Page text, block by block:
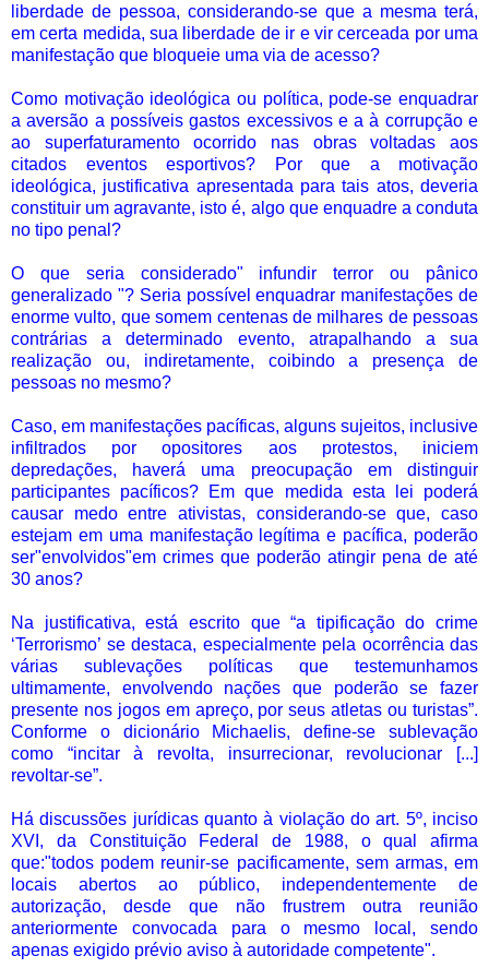
liberdade de pessoa, considerando-se que a mesma terá,
em certa medida, sua liberdade de ir e vir cerceada por uma
manifestação que bloqueie uma via de acesso?
Como motivação ideológica ou política, pode-se enquadrar
a aversão a possíveis gastos excessivos e a à corrupção e
ao superfaturamento ocorrido nas obras voltadas aos
citados eventos esportivos? Por que a motivação
ideológica, justificativa apresentada para tais atos, deveria
constituir um agravante, isto é, algo que enquadre a conduta
no tipo penal?
O que seria considerado" infundir terror ou pânico
generalizado "? Seria possível enquadrar manifestações de
enorme vulto, que somem centenas de milhares de pessoas
contrárias a determinado evento, atrapalhando a sua
realização ou, indiretamente, coibindo a presença de
pessoas no mesmo?
Caso, em manifestações pacíficas, alguns sujeitos, inclusive
infiltrados por opositores aos protestos, iniciem
depredações, haverá uma preocupação em distinguir
participantes pacíficos? Em que medida esta lei poderá
causar medo entre ativistas, considerando-se que, caso
estejam em uma manifestação legítima e pacífica, poderão
ser"envolvidos"em crimes que poderão atingir pena de até
30 anos?
Na justificativa, está escrito que “a tipificação do crime
‘Terrorismo’ se destaca, especialmente pela ocorrência das
várias sublevações políticas que testemunhamos
ultimamente, envolvendo nações que poderão se fazer
presente nos jogos em apreço, por seus atletas ou turistas”.
Conforme o dicionário Michaelis, define-se sublevação
como “incitar à revolta, insurrecionar, revolucionar [...]
revoltar-se”.
Há discussões jurídicas quanto à violação do art. 5º, inciso
XVI, da Constituição Federal de 1988, o qual afirma
que:"todos podem reunir-se pacificamente, sem armas, em
locais abertos ao público, independentemente de
autorização, desde que não frustrem outra reunião
anteriormente convocada para o mesmo local, sendo
apenas exigido prévio aviso à autoridade competente".